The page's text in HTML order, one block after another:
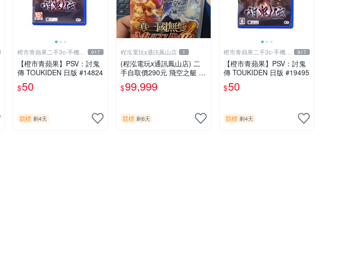
橙市青蘋果二手3c-手機/
相機
917
【橙市青蘋果】PSV：討鬼
傳 TOUKIDEN 日版 #14824
$50
競標 剩4天
程泓電玩x通訊鳳山店 1
(程泓電玩x通訊鳳山店) 二
手自取價290元 飛空之艇 Ai
rship Q 中文版 FOR PS VIT
A
$99,999
競標 剩6天
橙市青蘋果二手3c-手機/
相機
917
【橙市青蘋果】PSV：討鬼
傳 TOUKIDEN 日版 #19495
$50
競標 剩4天